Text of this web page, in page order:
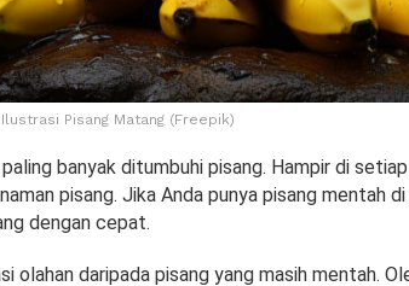
Ilustrasi Pisang Matang (Freepik)
banyak ditumbuhi pisang. Hampir di
pisang. Jika Anda punya pisang mentah di
dengan cepat.
olahan daripada pisang yang masih mentah.